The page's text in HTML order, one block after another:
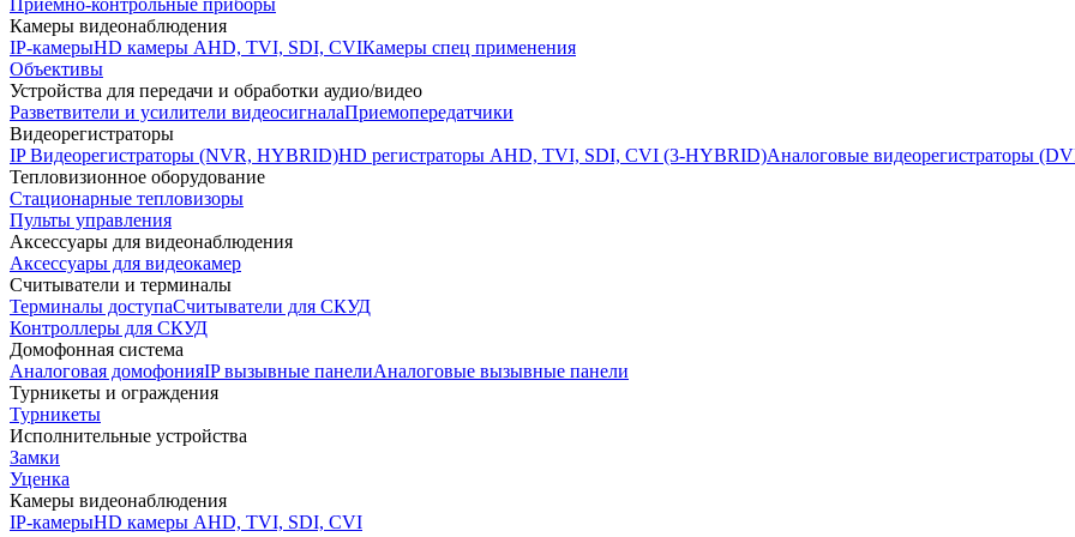
Приемно-контрольные приборы
Камеры видеонаблюдения
IP-камерыHD камеры AHD, TVI, SDI, CVIКамеры спец применения
Объективы
Устройства для передачи и обработки аудио/видео
Разветвители и усилители видеосигналаПриемопередатчики
Видеорегистраторы
IP Видеорегистраторы (NVR, HYBRID)HD регистраторы AHD, TVI, SDI, CVI (3-HYBRID)Аналоговые видеорегистраторы
Тепловизионное оборудование
Стационарные тепловизоры
Пульты управления
Аксессуары для видеонаблюдения
Аксессуары для видеокамер
Считыватели и терминалы
Терминалы доступаСчитыватели для СКУД
Контроллеры для СКУД
Домофонная система
Аналоговая домофонияIP вызывные панелиАналоговые вызывные панели
Турникеты и ограждения
Турникеты
Исполнительные устройства
Замки
Уценка
Камеры видеонаблюдения
IP-камерыHD камеры AHD, TVI, SDI, CVI